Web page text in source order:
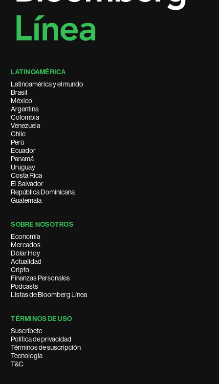
LATINOAMÉRICA
Latinoamérica y el mundo
Brasil
México
Argentina
Colombia
Venezuela
Chile
Perú
Ecuador
Panamá
Uruguay
Costa Rica
El Salvador
República Dominicana
Guatemala
SOBRE NOSOTROS
Economía
Mercados
Dólar Hoy
Actualidad
Cripto
Finanzas Personales
Podcasts
Listas de Bloomberg Línea
TÉRMINOS DE USO
Suscríbete
Política de privacidad
Términos de suscripción
Tecnología
T&C